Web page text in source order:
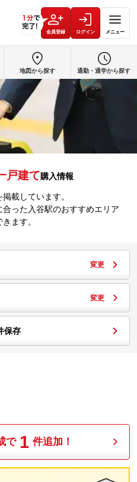
会員登録 ログイン メニュー
戸建て購入情報
載しています。
った入谷駅のおすすめエリア
ます。
変更
変更
保存
で 1 件追加！
地図から探す 通勤・通学から探す